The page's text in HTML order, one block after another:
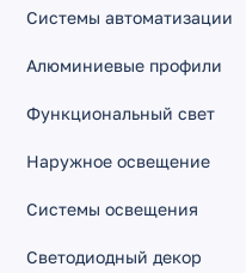
Системы автоматизации
Алюминиевые профили
Функциональный свет
Наружное освещение
Системы освещения
Светодиодный декор